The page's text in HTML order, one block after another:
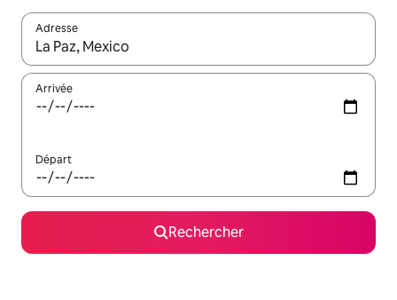
Adresse
Lorsque les résultats s'affichent, utilisez les flèches vers le
Arrivée
Départ
Rechercher